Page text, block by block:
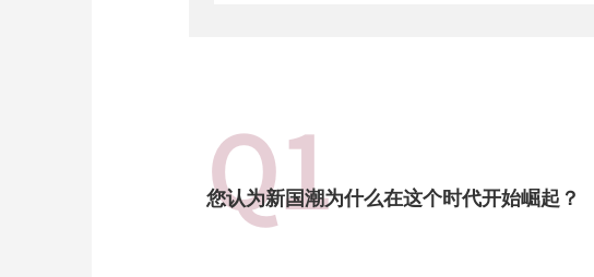
Q1
您认为新国潮为什么在这个时代开始崛起？